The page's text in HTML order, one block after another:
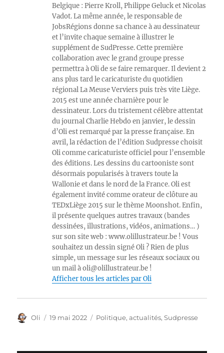
Belgique : Pierre Kroll, Philippe Geluck et Nicolas
Vadot. La même année, le responsable de
JobsRégions donne sa chance à au dessinateur
et l’invite chaque semaine à illustrer le
supplément de SudPresse. Cette première
collaboration avec le grand groupe presse
permettra à Oli de se faire remarquer. Il devient 2
ans plus tard le caricaturiste du quotidien
régional La Meuse Verviers puis très vite Liège.
2015 est une année charnière pour le
dessinateur. Lors du tristement célèbre attentat
du journal Charlie Hebdo en janvier, le dessin
d’Oli est remarqué par la presse française. En
avril, la rédaction de l’édition Sudpresse choisit
Oli comme caricaturiste officiel pour l’ensemble
des éditions. Les dessins du cartooniste sont
désormais popularisés à travers toute la
Wallonie et dans le nord de la France. Oli est
également invité comme orateur de clôture au
TEDxLiège 2015 sur le thème Moonshot. Enfin,
il présente quelques autres travaux (bandes
dessinées, illustrations, vidéos, animations… )
sur son site web : www.olillustrateur.be ! Vous
souhaitez un dessin signé Oli ? Rien de plus
simple, un message sur les réseaux sociaux ou
un mail à oli@olillustrateur.be !
Afficher tous les articles par Oli
Auteur
Oli
Publié
19 mai 2022 Catégories
Politique, actualités,Sudpresse